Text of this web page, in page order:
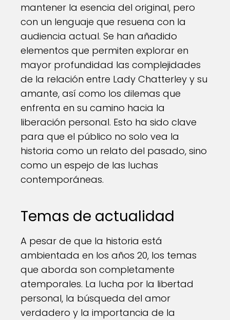
mantener la esencia del original, pero
con un lenguaje que resuena con la
audiencia actual. Se han añadido
elementos que permiten explorar en
mayor profundidad las complejidades
de la relación entre Lady Chatterley y su
amante, así como los dilemas que
enfrenta en su camino hacia la
liberación personal. Esto ha sido clave
para que el público no solo vea la
historia como un relato del pasado, sino
como un espejo de las luchas
contemporáneas.
Temas de actualidad
A pesar de que la historia está
ambientada en los años 20, los temas
que aborda son completamente
atemporales. La lucha por la libertad
personal, la búsqueda del amor
verdadero y la importancia de la